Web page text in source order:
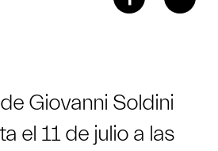
Giovanni Soldini
el 11 de julio a las